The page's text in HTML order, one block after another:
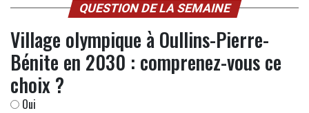
QUESTION DE LA SEMAINE
Village olympique à Oullins-Pierre-
Bénite en 2030 : comprenez-vous ce
choix ?
Oui